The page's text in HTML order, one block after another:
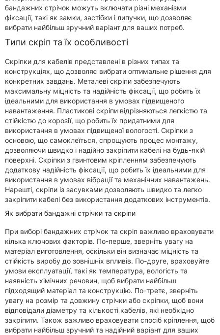
бандажних стрічок можуть включати різні механізми
фіксації, такі як замки, застібки і липучки, що дозволяє
вибрати найбільш зручний варіант для ваших потреб.
Типи скріп та їх особливості
Скріпки для кабелів представлені в різних типах та
конструкціях, що дозволяє вибрати оптимальне рішення для
конкретних завдань. Металеві скріпи забезпечують
максимальну міцність та надійність фіксації, що робить їх
ідеальними для використання в умовах підвищеного
навантаження. Пластикові скріпи відрізняються легкістю та
стійкістю до корозії, що робить їх придатними для
використання в умовах підвищеної вологості. Скріпки з
основою, що самоклеїться, спрощують процес монтажу,
дозволяючи швидко і надійно закріпити кабелі на будь-якій
поверхні. Скріпки з гвинтовим кріпленням забезпечують
додаткову надійність фіксації, що робить їх ідеальними для
використання в умовах вібрації та механічних навантажень.
Нарешті, скріпи із засувками дозволяють швидко та легко
закріпити кабелі без використання додаткових інструментів.
Як вибрати бандажні стрічки та скріпи
При виборі бандажних стрічок та скріп важливо враховувати
кілька ключових факторів. По-перше, зверніть увагу на
матеріал виготовлення, оскільки він визначає міцність та
стійкість виробу до зовнішніх впливів. По-друге, враховуйте
умови експлуатації, такі як температура, вологість та
наявність хімічних речовин, щоб вибрати найбільш
підходящий матеріал та конструкцію. По-третє, зверніть
увагу на розмір та довжину стрічки або скріпки, щоб вони
відповідали діаметру та кількості кабелів, які необхідно
закріпити. Також важливо враховувати спосіб кріплення, щоб
вибрати найбільш зручний та надійний варіант для ваших